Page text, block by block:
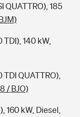
QUATTRO), 185
TDI), 140 kW,
QUATTRO),
/ BJO)
160 kW, Diesel,